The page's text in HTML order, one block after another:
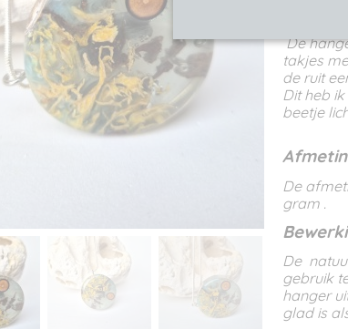
De
takjes
de ruit
Dit heb
beetje
De
gram .
De
gebruik
hanger
glad is